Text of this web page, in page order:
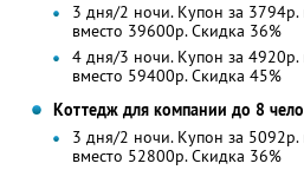
3 дня/2 ночи. Купон за 3794р.
вместо 39600р. Скидка 36%
4 дня/3 ночи. Купон за 4920р.
вместо 59400р. Скидка 45%
Коттедж для компании до 8
3 дня/2 ночи. Купон за 5092р.
вместо 52800р. Скидка 36%